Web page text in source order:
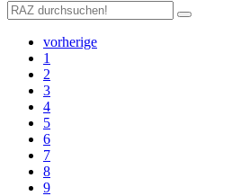
vorherige
1
2
3
4
5
6
7
8
9